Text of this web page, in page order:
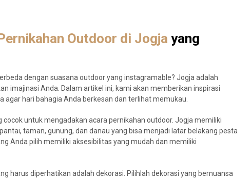
Outdoor di Jogja yang
dengan suasana outdoor yang instagramable? Jogja adalah
imajinasi Anda. Dalam artikel ini, kami akan memberikan inspirasi
agar hari bahagia Anda berkesan dan terlihat memukau.
untuk mengadakan acara pernikahan outdoor. Jogja memiliki
taman, gunung, dan danau yang bisa menjadi latar belakang pesta
Anda pilih memiliki aksesibilitas yang mudah dan memiliki
harus diperhatikan adalah dekorasi. Pilihlah dekorasi yang bernuansa